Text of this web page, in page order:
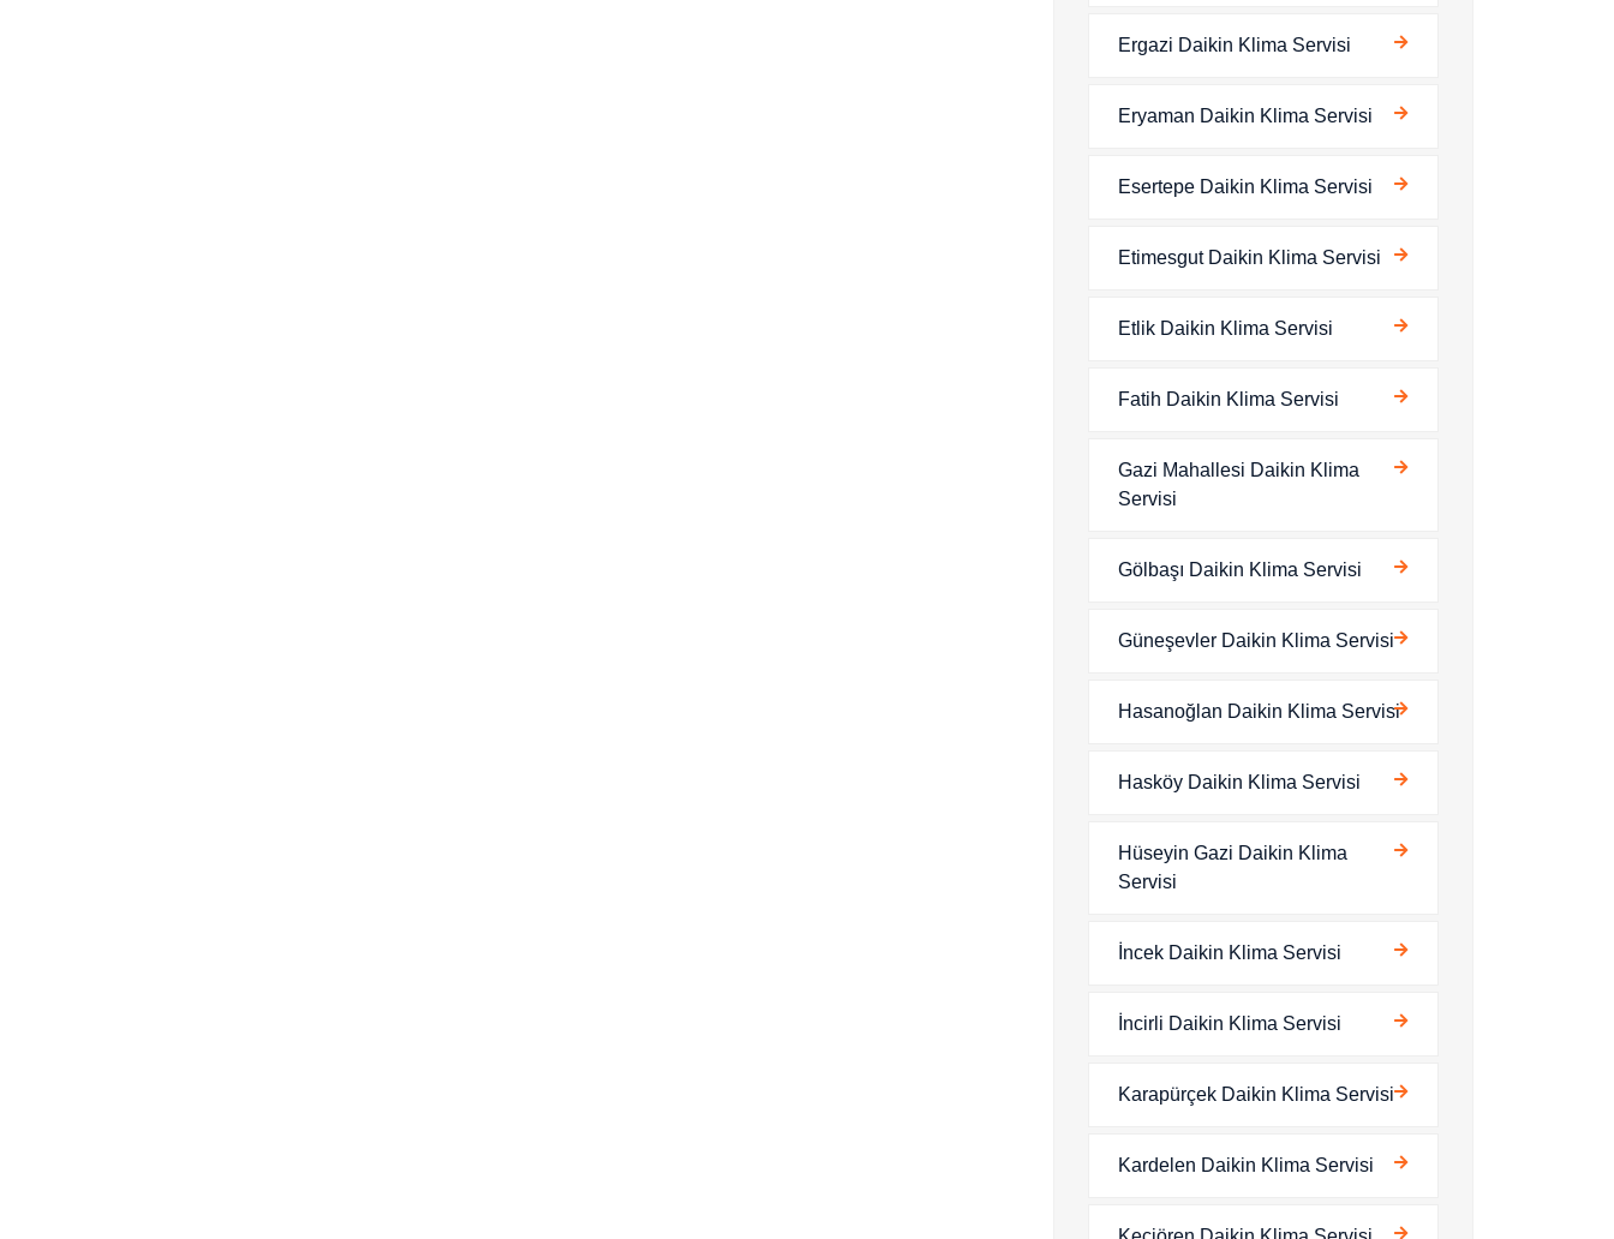
Ergazi Daikin Klima Servisi
Eryaman Daikin Klima Servisi
Esertepe Daikin Klima Servisi
Etimesgut Daikin Klima Servisi
Etlik Daikin Klima Servisi
Fatih Daikin Klima Servisi
Gazi Mahallesi Daikin Klima
Servisi
Gölbaşı Daikin Klima Servisi
Güneşevler Daikin Klima Servisi
Hasanoğlan Daikin Klima Servisi
Hasköy Daikin Klima Servisi
Hüseyin Gazi Daikin Klima
Servisi
İncek Daikin Klima Servisi
İncirli Daikin Klima Servisi
Karapürçek Daikin Klima Servisi
Kardelen Daikin Klima Servisi